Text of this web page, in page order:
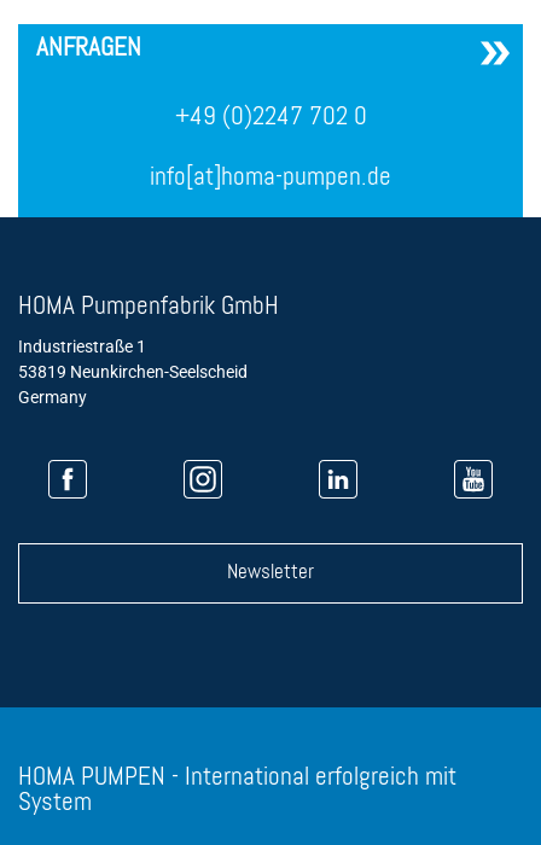
ANFRAGEN
+49 (0)2247 702 0
info[at]homa-pumpen.de
HOMA Pumpenfabrik GmbH
Industriestraße 1
53819 Neunkirchen-Seelscheid
Germany
Newsletter
HOMA PUMPEN - International erfolgreich mit
System